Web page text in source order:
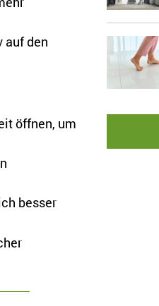
auf den
öffnen, um
besser